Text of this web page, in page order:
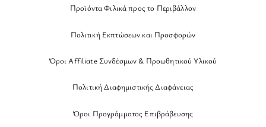
Προϊόντα Φιλικά προς το Περιβάλλον
Πολιτική Εκπτώσεων και Προσφορών
Όροι Affiliate Συνδέσμων & Προωθητικού Υλικού
Πολιτική Διαφημιστικής Διαφάνειας
Όροι Προγράμματος Επιβράβευσης